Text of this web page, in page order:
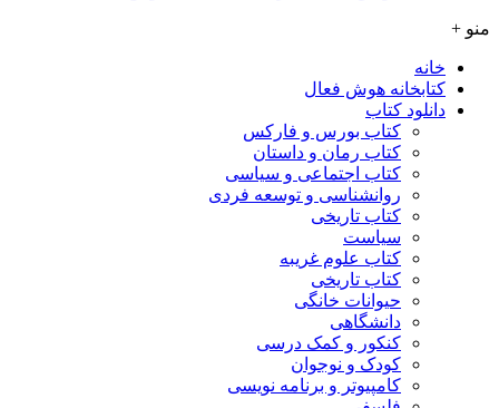
منو +
خانه
کتابخانه هوش فعال
دانلود کتاب
کتاب بورس و فارکس
کتاب رمان و داستان
کتاب اجتماعی و سیاسی
روانشناسی و توسعه فردی
کتاب تاریخی
سیاست
کتاب علوم غریبه
کتاب تاریخی
حیوانات خانگی
دانشگاهی
کنکور و کمک‌ درسی
کودک و نوجوان
کامپیوتر و برنامه نویسی